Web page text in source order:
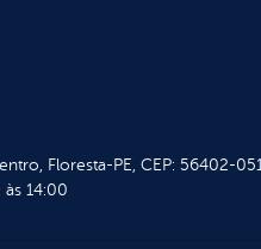
Floresta-PE, CEP: 56402-
14:00